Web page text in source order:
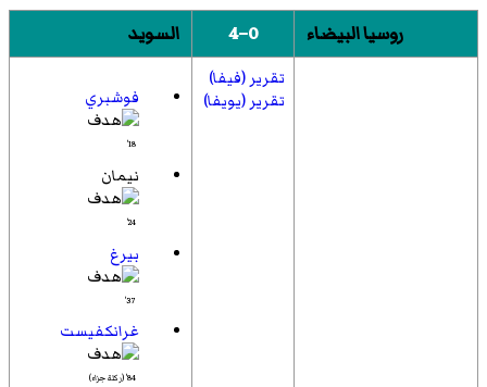
روسيا البيضاء
0–4 السويد
تقرير (فيفا)
تقرير (يويفا)
فوشبري
18'
نيمان
24'
بيرغ
37'
غرانكفيست
84' (ركلة جزاء)